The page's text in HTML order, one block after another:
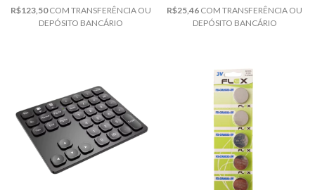
R$123,50COM TRANSFERÊNCIA OU
DEPÓSITO BANCÁRIO
R$25,46 COM TRANSFERÊNCIA OU
DEPÓSITO BANCÁRIO